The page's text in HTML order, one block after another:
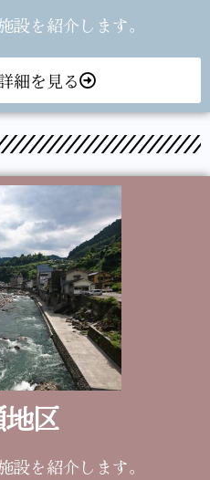
設を紹介します。
細を見る
区
設を紹介します。